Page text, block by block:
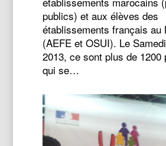
publics) et aux élèves des
établissements français au
(AEFE et OSUI). Le
2013, ce sont plus de 1200
qui se…